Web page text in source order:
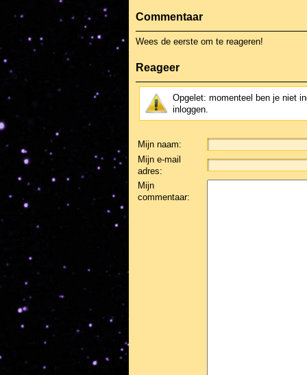
Commentaar
Wees de eerste om te reageren!
Reageer
Opgelet: momenteel ben je niet
inloggen.
Mijn naam:
Mijn e-mail
adres:
Mijn
commentaar: